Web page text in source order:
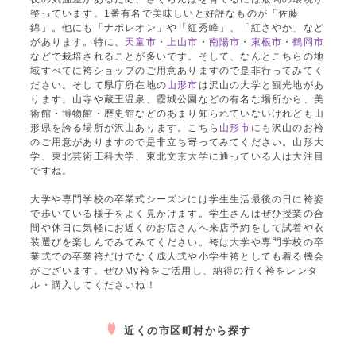
整っています。1番有名で美味しいと好評なものが「佐藤
錦」。他にも「ナポレオン」や「紅秀峰」、「紅さやか」など
があります。特に、 天童市 ・ 上山市 ・ 南陽市 ・ 東根市 ・鶴岡市
などで栽培されることが多いです。そして、なんとこちらの地
域すべてに袴ショップのご用意ありますので是非行ってみてく
ださい。そして県庁所在地の山形市は沢山の大学と観光地があ
ります。山寺や蔵王温泉、霞城公園などの有名な場所から、美
術館・博物館・歴史館などのあまり知られていないけれども山
形県を誇る場所が沢山あります。こちら 山形市 にも沢山のお袴
のご用意がありますので是非立ち寄ってみてください。山形大
学、東北芸術工科大学、東北文京大学に通っている人は大注目
ですね。
大学や専門学校の卒業式シーズンには学生生活最後の日に袴姿
で歩いている様子をよく見かけます。学生さんはぜひ授業の合
間や休日に気軽にお近くのお店さんへ来店予約をして試着や衣
装選びを楽しんでみてみてください。袴は大学や専門学校の卒
業式での卒業袴だけでなく成人式や小学生袴としても着る機会
がございます。ぜひMy袴をご活用し、納得の行く袴をレンタ
ル・購入してくださいね！
近くの市区町村から探す